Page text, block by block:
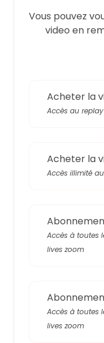
Vous pouvez
video en
Acheter la
Accès au
Acheter la
Accès illimité
Accès à toutes
lives zoom
Accès à toutes
lives zoom